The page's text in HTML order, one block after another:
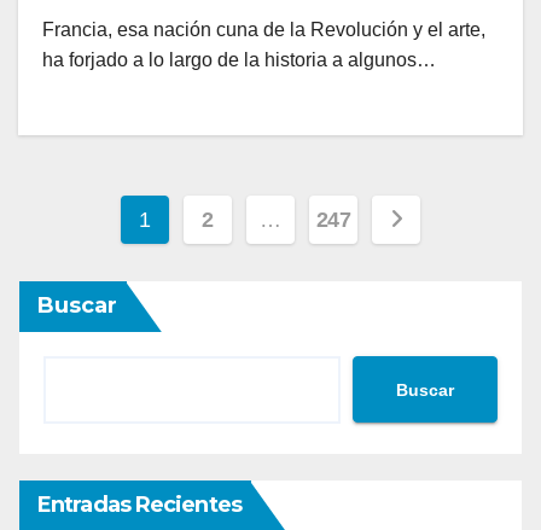
Francia, esa nación cuna de la Revolución y el arte,
ha forjado a lo largo de la historia a algunos…
Paginación
de
entradas
1 2 … 247
Buscar
Buscar
Entradas Recientes